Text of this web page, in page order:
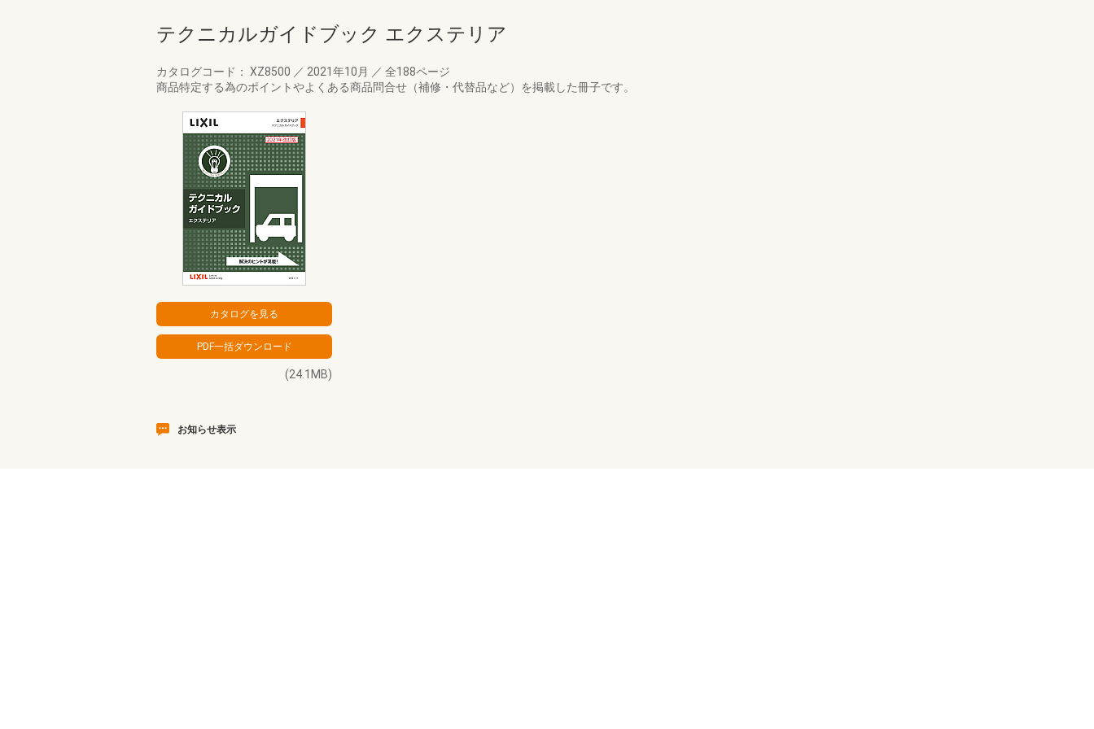
テクニカルガイドブック エクステリア
カタログコード： XZ8500 ／ 2021年10月 ／ 全188ページ
商品特定する為のポイントやよくある商品問合せ（補修・代替品など）を掲載した冊子です。
(24.1MB)
お知らせ表示